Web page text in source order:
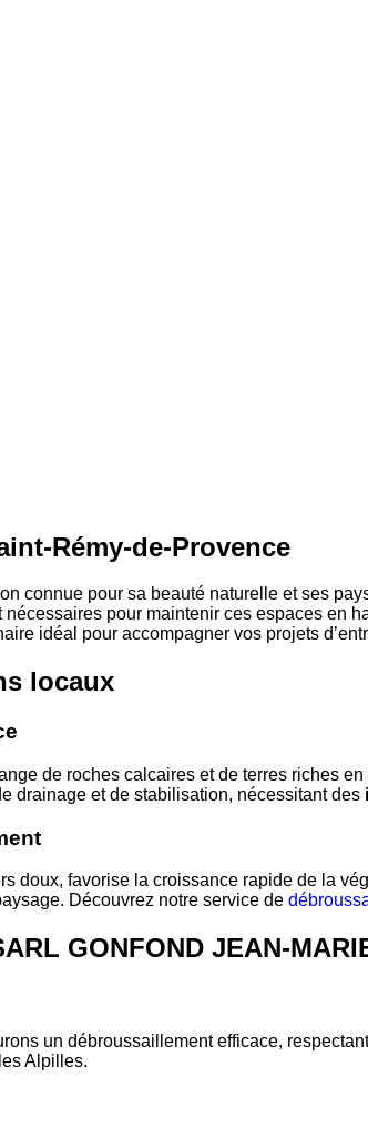
Rémy-de-Provence
connue pour sa beauté naturelle et ses
pour maintenir ces espaces en
idéal pour accompagner vos projets
locaux
de roches calcaires et de terres riches
drainage et de stabilisation, nécessitant des
doux, favorise la croissance rapide de la
Découvrez notre service de
GONFOND JEAN-
un débroussaillement efficace,
Alpilles.